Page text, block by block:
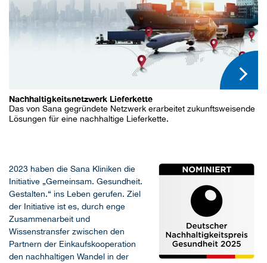
Nachhaltigkeitsnetzwerk Lieferkette
Das von Sana gegründete Netzwerk erarbeitet zukunftsweisende
Lösungen für eine nachhaltige Lieferkette.
2023 haben die Sana Kliniken die
Initiative „Gemeinsam. Gesundheit.
Gestalten.“ ins Leben gerufen. Ziel
der Initiative ist es, durch enge
Zusammenarbeit und
Wissenstransfer zwischen den
Partnern der Einkaufskooperation
den nachhaltigen Wandel in der